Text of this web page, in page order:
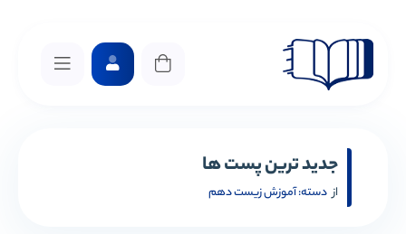
جدید ترین پست ها
ازدسته:آموزش زیست دهم